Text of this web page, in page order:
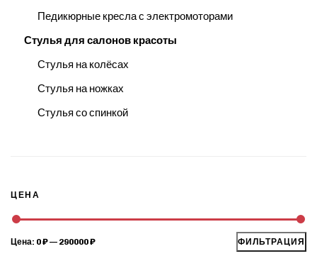
Педикюрные кресла с электромоторами
Стулья для салонов красоты
Стулья на колёсах
Стулья на ножках
Стулья со спинкой
ЦЕНА
ФИЛЬТРАЦИЯ
Цена: 0 ₽— 290000 ₽